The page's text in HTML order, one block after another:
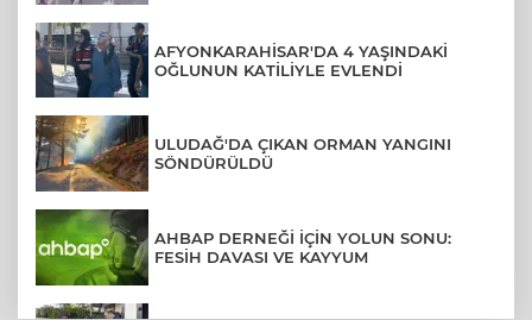
AFYONKARAHİSAR'DA 4 YAŞINDAKİ
OĞLUNUN KATİLİYLE EVLENDİ
ULUDAĞ'DA ÇIKAN ORMAN YANGINI
SÖNDÜRÜLDÜ
AHBAP DERNEĞİ İÇİN YOLUN SONU:
FESİH DAVASI VE KAYYUM